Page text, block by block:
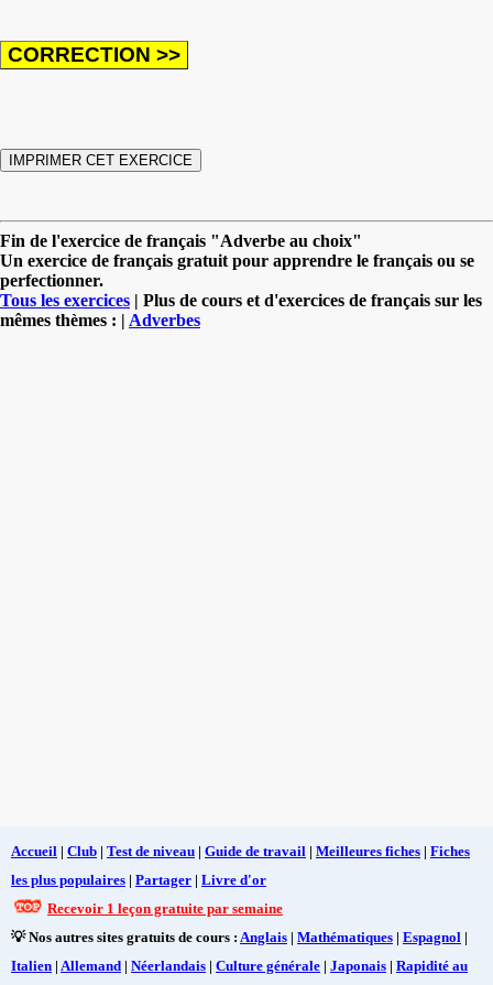
Fin de l'exercice de français "Adverbe au choix"
Un exercice de français gratuit pour apprendre le français ou se
perfectionner.
Tous les exercices | Plus de cours et d'exercices de français sur les
mêmes thèmes : | Adverbes
Accueil | Club | Test de niveau | Guide de travail | Meilleures fiches | Fiches
les plus populaires | Partager | Livre d'or
Recevoir 1 leçon gratuite par semaine
💡 Nos autres sites gratuits de cours : Anglais | Mathématiques | Espagnol |
Italien | Allemand | Néerlandais | Culture générale | Japonais | Rapidité au